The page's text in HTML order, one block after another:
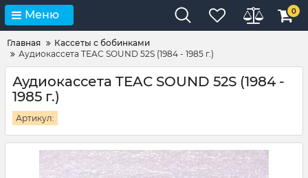
Меню 0
Главная
Кассеты с бобинками
Аудиокассета TEAC SOUND 52S (1984 - 1985 г.)
Аудиокассета TEAC SOUND 52S (1984 -
1985 г.)
Артикул: